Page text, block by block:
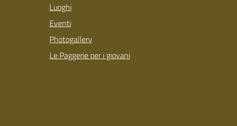
Luoghi
Eventi
Photogallery
Le Paggerie per i giovani